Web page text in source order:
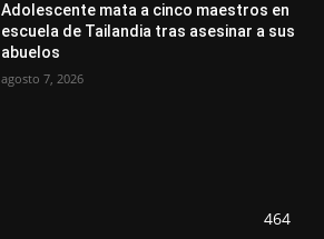
Adolescente mata a cinco maestros en
escuela de Tailandia tras asesinar a sus
abuelos
agosto 7, 2026
464